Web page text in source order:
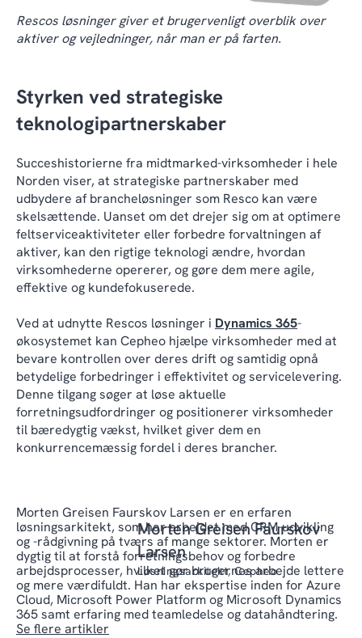
Rescos løsninger giver et brugervenligt overblik over
aktiver og vejledninger, når man er på farten.
Styrken ved strategiske
teknologipartnerskaber
Succeshistorierne fra midtmarked-virksomheder i hele
Norden viser, at strategiske partnerskaber med
udbydere af brancheløsninger som Resco kan være
skelsættende. Uanset om det drejer sig om at optimere
feltserviceaktiviteter eller forbedre forvaltningen af
aktiver, kan den rigtige teknologi ændre, hvordan
virksomhederne opererer, og gøre dem mere agile,
effektive og kundefokuserede.
Ved at udnytte Rescos løsninger i Dynamics 365-
økosystemet kan Cepheo hjælpe virksomheder med at
bevare kontrollen over deres drift og samtidig opnå
betydelige forbedringer i effektivitet og servicelevering.
Denne tilgang søger at løse aktuelle
forretningsudfordringer og positionerer virksomheder
til bæredygtig vækst, hvilket giver dem en
konkurrencemæssig fordel i deres brancher.
Morten Greisen Faurskov
Larsen
Løsningsarkitekt, Cepheo
Morten Greisen Faurskov Larsen er en erfaren
løsningsarkitekt, som har arbejdet med CRM-udvikling
og -rådgivning på tværs af mange sektorer. Morten er
dygtig til at forstå forretningsbehov og forbedre
arbejdsprocesser, hvilket gør brugernes arbejde lettere
og mere værdifuldt. Han har ekspertise inden for Azure
Cloud, Microsoft Power Platform og Microsoft Dynamics
365 samt erfaring med teamledelse og datahåndtering.
Se flere artikler